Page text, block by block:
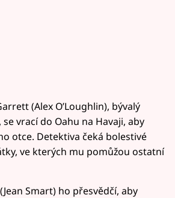
(Alex O’Loughlin), bývalý
vrací do Oahu na Havaji, aby
otce. Detektiva čeká bolestivé
ve kterých mu pomůžou ostatní
Smart) ho přesvědčí, aby